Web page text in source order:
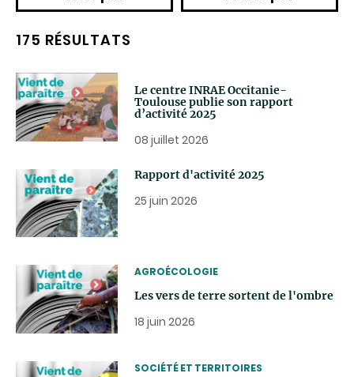
175 RÉSULTATS
Le centre INRAE Occitanie-
Toulouse publie son rapport
d’activité 2025
08 juillet 2026
Rapport d'activité 2025
25 juin 2026
THEMATIC
AGROÉCOLOGIE
Les vers de terre sortent de l'ombre
18 juin 2026
THEMATIC
SOCIÉTÉ ET TERRITOIRES